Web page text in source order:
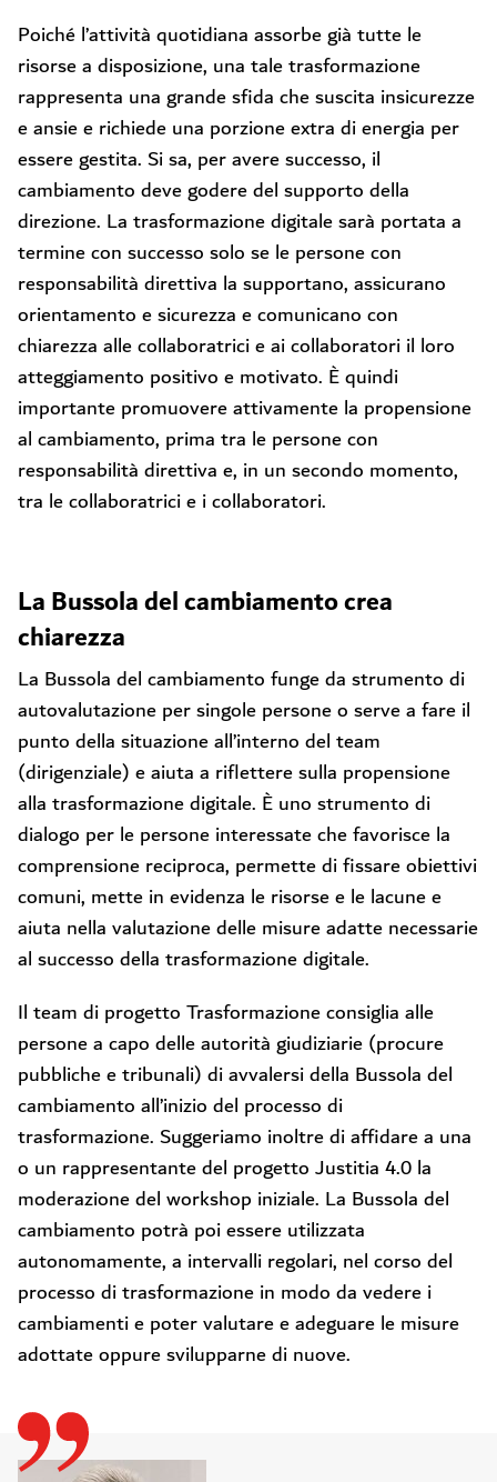
Poiché l’attività quotidiana assorbe già tutte le
risorse a disposizione, una tale trasformazione
rappresenta una grande sfida che suscita insicurezze
e ansie e richiede una porzione extra di energia per
essere gestita. Si sa, per avere successo, il
cambiamento deve godere del supporto della
direzione. La trasformazione digitale sarà portata a
termine con successo solo se le persone con
responsabilità direttiva la supportano, assicurano
orientamento e sicurezza e comunicano con
chiarezza alle collaboratrici e ai collaboratori il loro
atteggiamento positivo e motivato. È quindi
importante promuovere attivamente la propensione
al cambiamento, prima tra le persone con
responsabilità direttiva e, in un secondo momento,
tra le collaboratrici e i collaboratori.
La Bussola del cambiamento crea
chiarezza
La Bussola del cambiamento funge da strumento di
autovalutazione per singole persone o serve a fare il
punto della situazione all’interno del team
(dirigenziale) e aiuta a riflettere sulla propensione
alla trasformazione digitale. È uno strumento di
dialogo per le persone interessate che favorisce la
comprensione reciproca, permette di fissare obiettivi
comuni, mette in evidenza le risorse e le lacune e
aiuta nella valutazione delle misure adatte necessarie
al successo della trasformazione digitale.
Il team di progetto Trasformazione consiglia alle
persone a capo delle autorità giudiziarie (procure
pubbliche e tribunali) di avvalersi della Bussola del
cambiamento all’inizio del processo di
trasformazione. Suggeriamo inoltre di affidare a una
o un rappresentante del progetto Justitia 4.0 la
moderazione del workshop iniziale. La Bussola del
cambiamento potrà poi essere utilizzata
autonomamente, a intervalli regolari, nel corso del
processo di trasformazione in modo da vedere i
cambiamenti e poter valutare e adeguare le misure
adottate oppure svilupparne di nuove.